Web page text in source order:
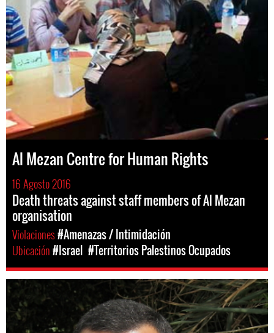
Al Mezan Centre for Human Rights
16 Agosto 2016
Death threats against staff members of Al Mezan
organisation
Violaciones#Amenazas / Intimidación
Ubicación#Israel #Territorios Palestinos Ocupados